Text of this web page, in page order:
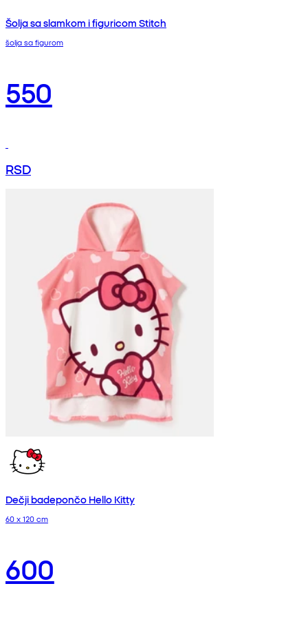
Šolja sa slamkom i figuricom Stitch
šolja sa figurom
550
RSD
Dečji badepončo Hello Kitty
60 x 120 cm
600